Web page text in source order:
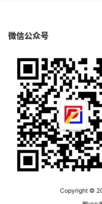
微信公众号
Copyright ©